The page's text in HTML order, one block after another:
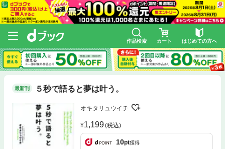
作品検索 カート はじめての方へ
最新刊 ５秒で語ると夢は叶う。
オキタリュウイチ
1,199(税込)
10pt獲得